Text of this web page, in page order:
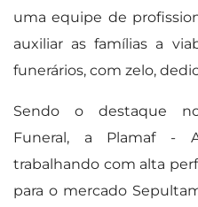
uma equipe de
auxiliar as famílias a
funerários, com zelo,
Sendo o destaque
Funeral, a Plamaf -
trabalhando com alta
para o mercado